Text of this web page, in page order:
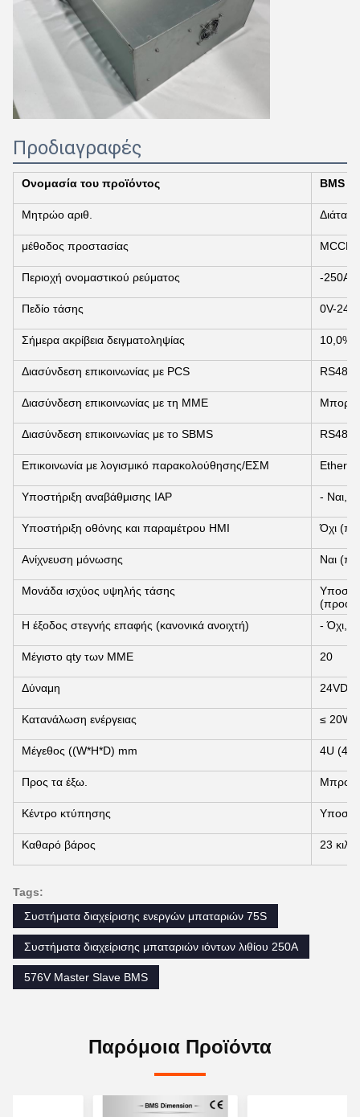
Προδιαγραφές
Ονομασία του προϊόντος BMS
Μητρώο αριθ.
μέθοδος προστασίας
Περιοχή ονομαστικού ρεύματος -250A
Πεδίο τάσης 0V-
Σήμερα ακρίβεια δειγματοληψίας 10,0%
Διασύνδεση επικοινωνίας με PCS RS485/
Διασύνδεση επικοινωνίας με τη ΜΜΕ Μπορεί
Διασύνδεση επικοινωνίας με το SBMS RS485/
Επικοινωνία με λογισμικό παρακολούθησης/ΕΣΜ
Υποστήριξη αναβάθμισης IAP - Ναι,
Υποστήριξη οθόνης και παραμέτρου HMI Όχι
Ανίχνευση μόνωσης Ναι
Μονάδα ισχύος υψηλής τάσης
Η έξοδος στεγνής επαφής (κανονικά ανοιχτή)
- Όχι,
Μέγιστο qty των ΜΜΕ 20
Δύναμη 24VDC
Κατανάλωση ενέργειας ≤ 20W
Μέγεθος ((W*H*D) mm 4U
Προς τα έξω.
Κέντρο κτύπησης
Καθαρό βάρος 23 κιλά
Tags:
Συστήματα διαχείρισης ενεργών μπαταριών 75S
Συστήματα διαχείρισης μπαταριών ιόντων λιθίου 250A
576V Master Slave BMS
Παρόμοια Προϊόντα